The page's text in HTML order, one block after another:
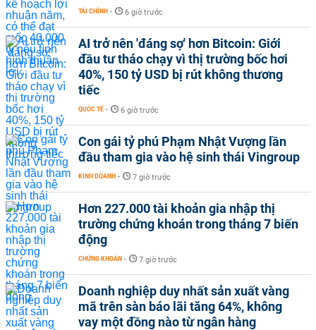
TÀI CHÍNH - 6 giờ trước
AI trở nên 'đáng sợ' hơn Bitcoin: Giới
đầu tư tháo chạy vì thị trường bốc hơi
40%, 150 tỷ USD bị rút không thương
tiếc
QUỐC TẾ - 6 giờ trước
Con gái tỷ phú Phạm Nhật Vượng lần
đầu tham gia vào hệ sinh thái Vingroup
KINH DOANH - 7 giờ trước
Hơn 227.000 tài khoản gia nhập thị
trường chứng khoán trong tháng 7 biến
động
CHỨNG KHOÁN - 7 giờ trước
Doanh nghiệp duy nhất sản xuất vàng
mã trên sàn báo lãi tăng 64%, không
vay một đồng nào từ ngân hàng